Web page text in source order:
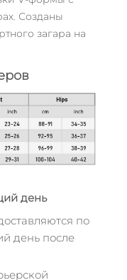
Созданы
загара на
день
по
день после